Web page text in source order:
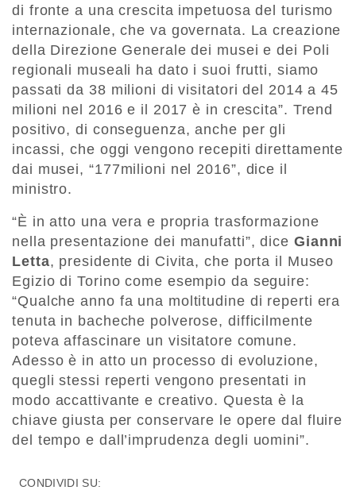
di fronte a una crescita impetuosa del turismo
internazionale, che va governata. La creazione
della Direzione Generale dei musei e dei Poli
regionali museali ha dato i suoi frutti, siamo
passati da 38 milioni di visitatori del 2014 a 45
milioni nel 2016 e il 2017 è in crescita”. Trend
positivo, di conseguenza, anche per gli
incassi, che oggi vengono recepiti direttamente
dai musei, “177milioni nel 2016”, dice il
ministro.
“È in atto una vera e propria trasformazione
nella presentazione dei manufatti”, dice Gianni
Letta, presidente di Civita, che porta il Museo
Egizio di Torino come esempio da seguire:
“Qualche anno fa una moltitudine di reperti era
tenuta in bacheche polverose, difficilmente
poteva affascinare un visitatore comune.
Adesso è in atto un processo di evoluzione,
quegli stessi reperti vengono presentati in
modo accattivante e creativo. Questa è la
chiave giusta per conservare le opere dal fluire
del tempo e dall’imprudenza degli uomini”.
CONDIVIDI SU: